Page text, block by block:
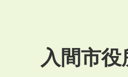
入間市役